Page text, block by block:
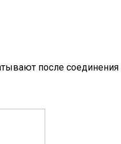
после соединения